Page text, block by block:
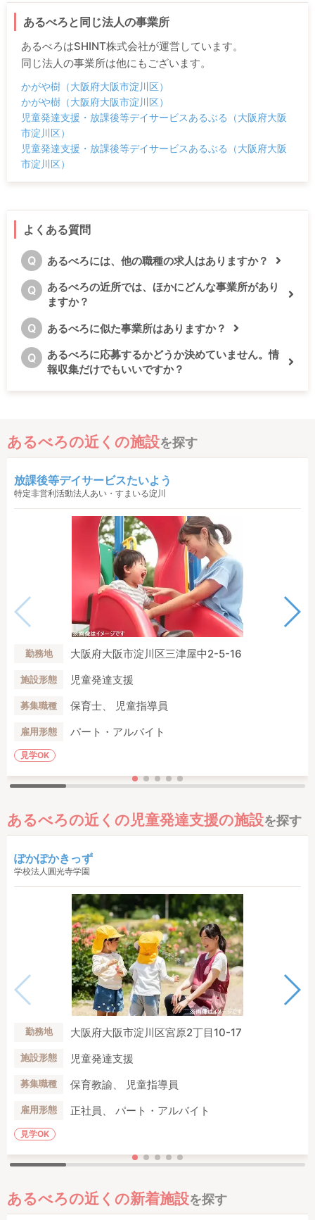
あるべろと同じ法人の事業所
あるべろはSHINT株式会社が運営しています。
同じ法人の事業所は他にもございます。
かがや樹（大阪府大阪市淀川区）
かがや樹（大阪府大阪市淀川区）
児童発達支援・放課後等デイサービスあるぶる（大阪府大阪
市淀川区）
児童発達支援・放課後等デイサービスあるぶる（大阪府大阪
市淀川区）
よくある質問
Q あるべろには、他の職種の求人はありますか？
Q
あるべろの近所では、ほかにどんな事業所があり
ますか？
Q あるべろに似た事業所はありますか？
Q
あるべろに応募するかどうか決めていません。情
報収集だけでもいいですか？
あるべろの近くの施設を探す
放課後等デイサービスたいよう
特定非営利活動法人あい・すまいる淀川
勤務地 大阪府大阪市淀川区三津屋中2-5-16
施設形態 児童発達支援
募集職種 保育士、 児童指導員
雇用形態 パート・アルバイト
見学OK
あるべろの近くの児童発達支援の施設を探す
ぽかぽかきっず
学校法人圓光寺学園
勤務地 大阪府大阪市淀川区宮原2丁目10-17
施設形態 児童発達支援
募集職種 保育教諭、 児童指導員
雇用形態 正社員、 パート・アルバイト
見学OK
あるべろの近くの新着施設を探す